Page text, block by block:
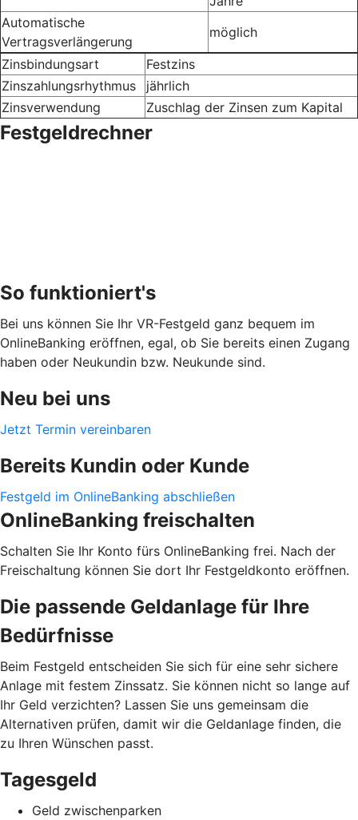
Automatische
Vertragsverlängerung
möglich
Zinsbindungsart
Festzins
Zinszahlungsrhythmus
jährlich
Zinsverwendung
Zuschlag der Zinsen zum Kapital
Festgeldrechner
So funktioniert's
Bei uns können Sie Ihr VR-Festgeld ganz bequem im
OnlineBanking eröffnen, egal, ob Sie bereits einen Zugang
haben oder Neukundin bzw. Neukunde sind.
Neu bei uns
Jetzt Termin vereinbaren
Bereits Kundin oder Kunde
Festgeld im OnlineBanking abschließen
OnlineBanking freischalten
Schalten Sie Ihr Konto fürs OnlineBanking frei. Nach der
Freischaltung können Sie dort Ihr Festgeldkonto eröffnen.
Die passende Geldanlage für Ihre
Bedürfnisse
Beim Festgeld entscheiden Sie sich für eine sehr sichere
Anlage mit festem Zinssatz. Sie können nicht so lange auf
Ihr Geld verzichten? Lassen Sie uns gemeinsam die
Alternativen prüfen, damit wir die Geldanlage finden, die
zu Ihren Wünschen passt.
Tagesgeld
Geld zwischenparken